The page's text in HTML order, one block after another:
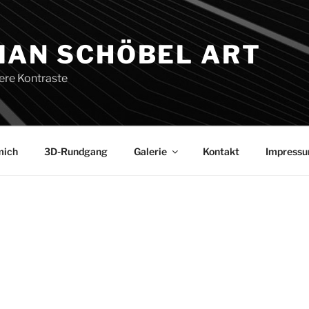
SCHÖBEL ART
Kontraste
3D-Rundgang Galerie Kontakt